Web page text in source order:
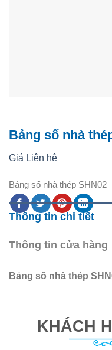
Bảng số nhà
Giá Liên hệ
Bảng số nhà thép SHN02
Thông tin chi tiết
Thông tin cửa hàng
Bảng số nhà thép
KHÁCH